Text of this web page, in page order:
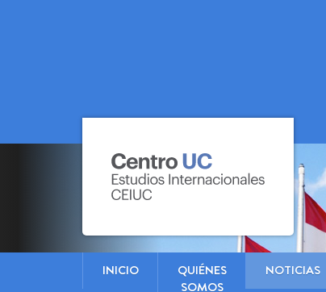
INICIO
QUIÉNES
SOMOS
NOTICIAS